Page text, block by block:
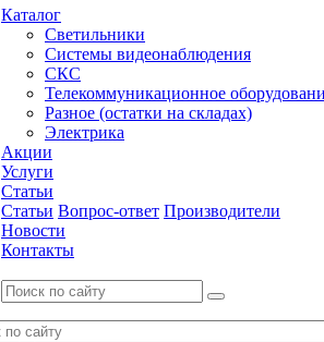
Каталог
Светильники
Системы видеонаблюдения
СКС
Телекоммуникационное
Разное (остатки на складах)
Электрика
Акции
Услуги
Статьи
Статьи Вопрос-ответ Производители
Новости
Контакты